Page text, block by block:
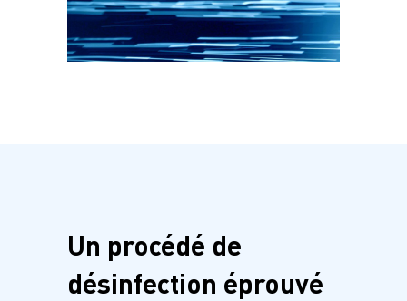
Un procédé de
désinfection éprouvé